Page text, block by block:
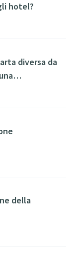
hotel?
diversa da
della